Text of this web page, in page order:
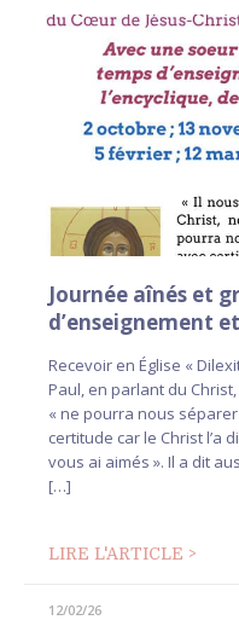
Journée aînés et
d’enseignement
Recevoir en Église «
Paul, en parlant du
« ne pourra nous
certitude car le Christ l’a
vous ai aimés ». Il a dit
[…]
LIRE L'ARTICLE >
12/02/26